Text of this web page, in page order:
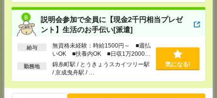
説明会参加で全員に【現金2千円相当プレゼ
ント】生活のお手伝い[派遣]
給与
無資格未経験：時給1500円～ ■週払
いOK ■扶養内OK ■日収1万2000円
以上
勤務地
錦糸町駅 / とうきょうスカイツリー駅
/ 京成曳舟駅 / …
気になる!
メディカルケア事業部 立川事業部
東京都立川市錦町1-12-14
TEL：0120-934-200
MAIL：tenshoku@nikken-ts.jp
メディカルケア事業部 町田オフィス
東京都町田市森野1-7-23 大樹生命町田ビル6F
TEL：0120-453-285
MAIL：tenshoku@nikken-ts.jp
担当：採用担当